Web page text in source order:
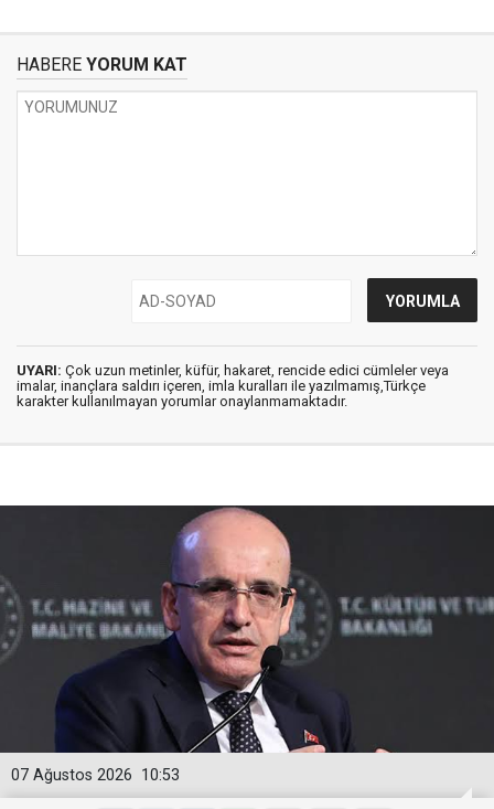
HABERE YORUM KAT
UYARI: Çok uzun metinler, küfür, hakaret, rencide edici cümleler veya
imalar, inançlara saldırı içeren, imla kuralları ile yazılmamış,Türkçe
karakter kullanılmayan yorumlar onaylanmamaktadır.
10:53
07 Ağustos 2026